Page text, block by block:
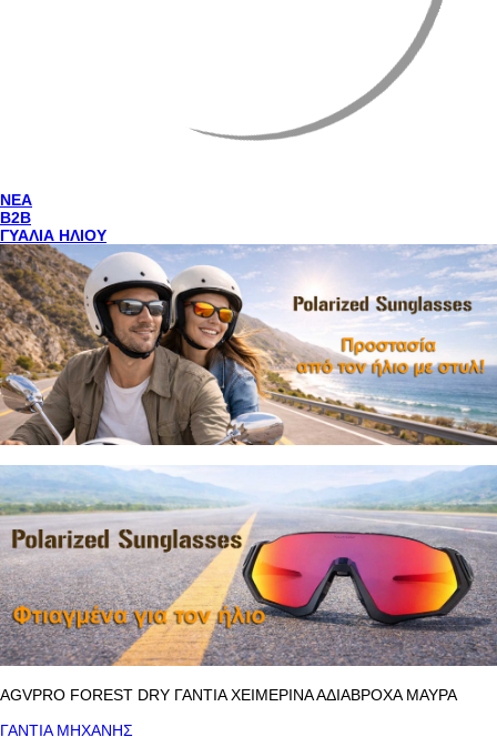
NEA
Β2Β
ΓΥΑΛΙΑ ΗΛΙΟΥ
AGVPRO FOREST DRY ΓΑΝΤΙΑ ΧΕΙΜΕΡΙΝΑ ΑΔΙΑΒΡΟΧΑ ΜΑΥΡΑ
ΓΑΝΤΙΑ ΜΗΧΑΝΗΣ